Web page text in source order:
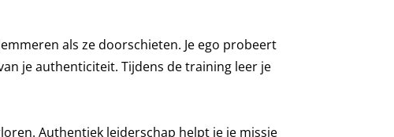
als ze doorschieten. Je ego probeert
je authenticiteit. Tijdens de training leer je
Authentiek leiderschap helpt je je missie